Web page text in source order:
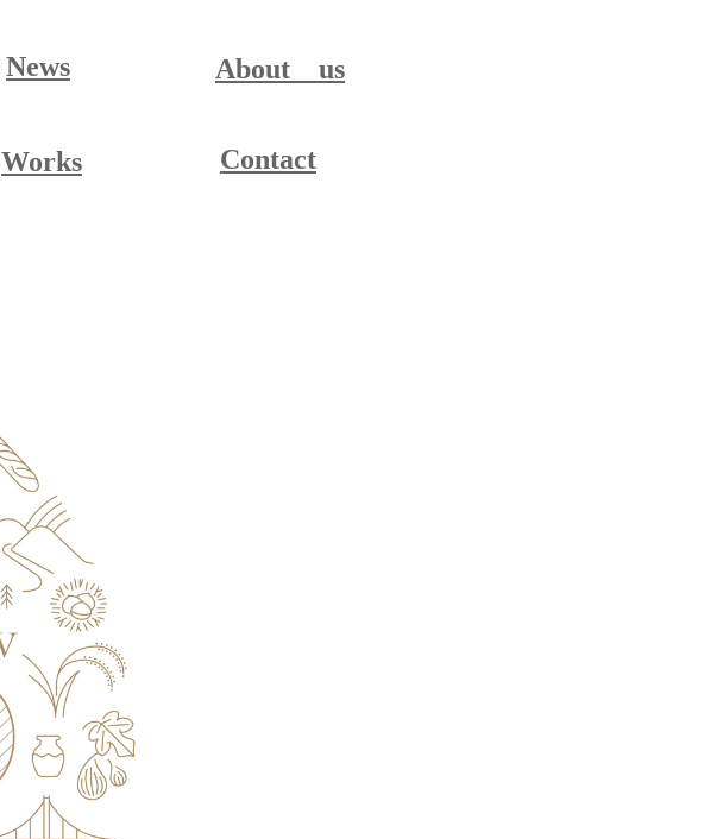
Contact
About us
Works
News